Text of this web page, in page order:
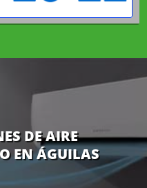
DE AIRE
EN ÁGUILAS